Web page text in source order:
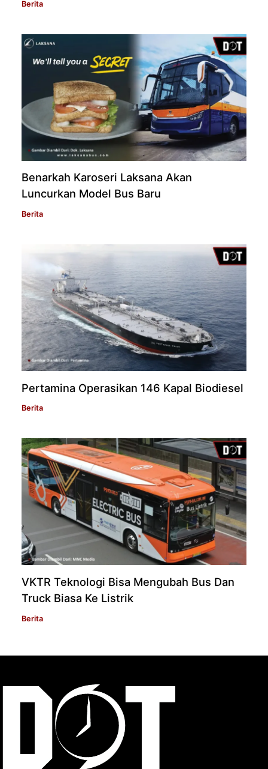
Berita
Benarkah Karoseri Laksana Akan
Luncurkan Model Bus Baru
Berita
Pertamina Operasikan 146 Kapal Biodiesel
Berita
VKTR Teknologi Bisa Mengubah Bus Dan
Truck Biasa Ke Listrik
Berita